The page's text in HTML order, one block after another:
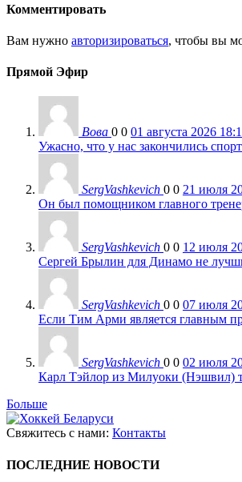
Комментировать
Вам нужно авторизироваться, чтобы вы
Прямой Эфир
Вова 0 0 01 августа 2026
Ужасно, что у нас закончились
SergVashkevich 0 0 21 июля
Он был помощником главного
SergVashkevich 0 0 12 июля
Сергей Брылин для Динамо не
SergVashkevich 0 0 07 июля
Если Тим Арми является главным
SergVashkevich 0 0 02 июля
Карл Тэйлор из Милуоки (Нэшвил)
Больше
Свяжитесь с нами: Контакты
ПОСЛЕДНИЕ НОВОСТИ